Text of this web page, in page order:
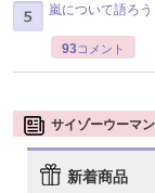
嵐について語ろう
93コメント
サイゾーウーマン
新着商品